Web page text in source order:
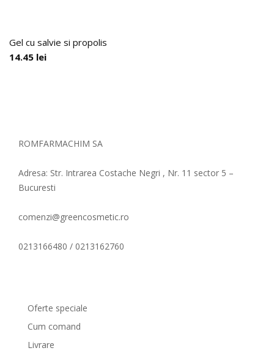
Gel cu salvie si propolis
14.45 lei
ROMFARMACHIM SA
Adresa: Str. Intrarea Costache Negri , Nr. 11 sector 5 –
Bucuresti
comenzi@greencosmetic.ro
0213166480 / 0213162760
Oferte speciale
Cum comand
Livrare